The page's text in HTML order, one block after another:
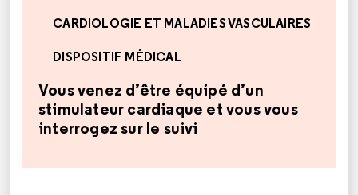
CARDIOLOGIE ET MALADIES VASCULAIRES
DISPOSITIF MÉDICAL
Vous venez d’être équipé d’un
stimulateur cardiaque et vous vous
interrogez sur le suivi